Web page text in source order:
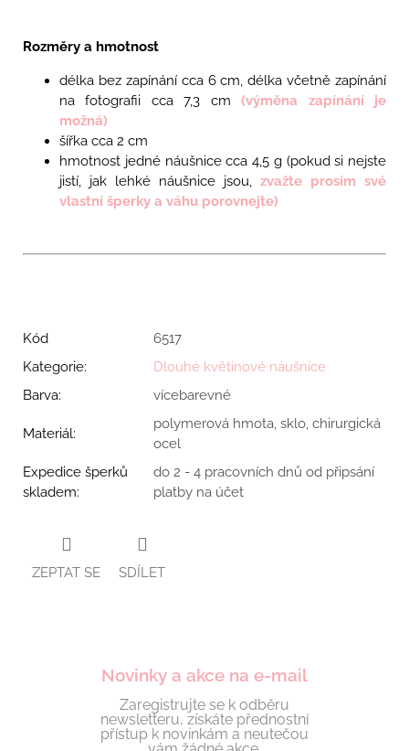
Rozměry a hmotnost
délka bez zapínání cca 6 cm, délka včetně zapínání
na fotografii cca 7,3 cm
(výměna zapínání je
možná)
šířka cca 2 cm
hmotnost jedné náušnice cca 4,5 g(pokud si nejste
jistí, jak lehké náušnice jsou, zvažte prosím své
vlastní šperky a váhu porovnejte)
Kód
6517
Kategorie:
Dlouhé květinové náušnice
Barva: vícebarevné
Materiál:
polymerová hmota, sklo, chirurgická
ocel
Expedice šperků
skladem:
do 2 - 4 pracovních dnů od připsání
platby na účet
ZEPTAT SE SDÍLET
Novinky a akce na e-mail
Zaregistrujte se k odběru
newsletteru, získáte přednostní
přístup k novinkám a neutečou